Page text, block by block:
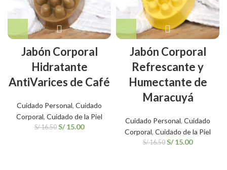
Jabón Corporal
Hidratante
AntiVarices de Café
Cuidado Personal, Cuidado
Corporal, Cuidado de la Piel
S/16.50 S/15.00
Jabón Corporal
Refrescante y
Humectante de
Maracuyá
Cuidado Personal, Cuidado
Corporal, Cuidado de la Piel
S/16.50 S/15.00